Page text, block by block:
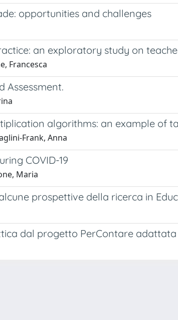
opportunities and challenges
an exploratory study on
Francesca
Assessment.
algorithms: an example of
Frank, Anna
COVID-19
Maria
prospettive della ricerca in
dal progetto PerContare